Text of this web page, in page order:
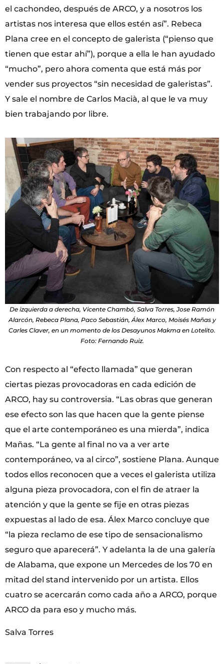
el cachondeo, después de ARCO, y a nosotros los
artistas nos interesa que ellos estén así”. Rebeca
Plana cree en el concepto de galerista (“pienso que
tienen que estar ahí”), porque a ella le han ayudado
“mucho”, pero ahora comenta que está más por
vender sus proyectos “sin necesidad de galeristas”.
Y sale el nombre de Carlos Macià, al que le va muy
bien trabajando por libre.
De izquierda a derecha, Vicente Chambó, Salva Torres, Jose Ramón
Alarcón, Rebeca Plana, Paco Sebastián, Álex Marco, Moisés Mañas y
Carles Claver, en un momento de los Desayunos Makma en Lotelito.
Foto: Fernando Ruiz.
Con respecto al “efecto llamada” que generan
ciertas piezas provocadoras en cada edición de
ARCO, hay su controversia. “Las obras que generan
ese efecto son las que hacen que la gente piense
que el arte contemporáneo es una mierda”, indica
Mañas. “La gente al final no va a ver arte
contemporáneo, va al circo”, sostiene Plana. Aunque
todos ellos reconocen que a veces el galerista utiliza
alguna pieza provocadora, con el fin de atraer la
atención y que la gente se fije en otras piezas
expuestas al lado de esa. Álex Marco concluye que
“la pieza reclamo de ese tipo de sensacionalismo
seguro que aparecerá”. Y adelanta la de una galería
de Alabama, que expone un Mercedes de los 70 en
mitad del stand intervenido por un artista. Ellos
cuatro se acercarán como cada año a ARCO, porque
ARCO da para eso y mucho más.
Salva Torres